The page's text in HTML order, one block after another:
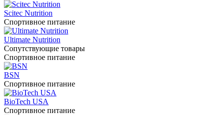
Scitec Nutrition
Спортивное питание
Ultimate Nutrition
Сопутствующие товары
Спортивное питание
BSN
Спортивное питание
BioTech USA
Спортивное питание